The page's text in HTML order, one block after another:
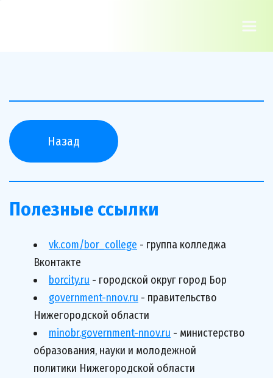
Назад
Полезные ссылки
vk.com/bor_college - группа колледжа
Вконтакте
borcity.ru - городской округ город Бор
government-nnov.ru - правительство
Нижегородской области
minobr.government-nnov.ru - министерство
образования, науки и молодежной
политики Нижегородской области